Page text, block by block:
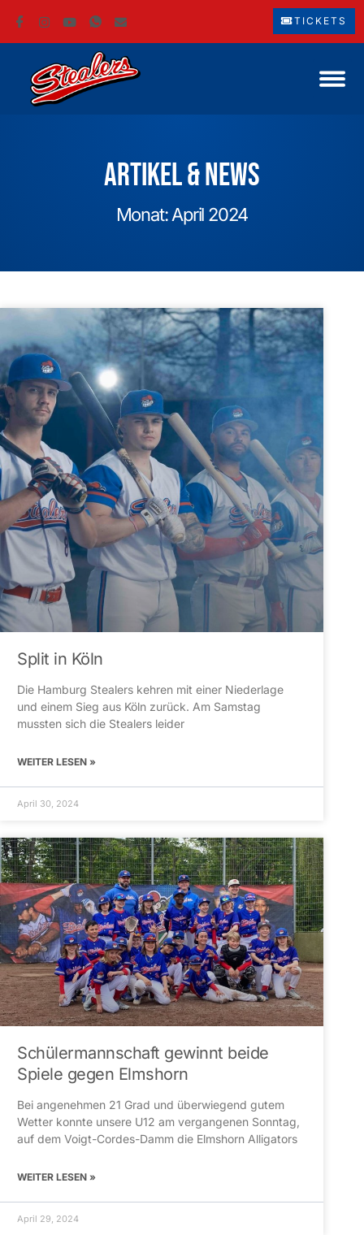
TICKETS
Artikel & News
Monat: April 2024
Split in Köln
Die Hamburg Stealers kehren mit einer Niederlage
und einem Sieg aus Köln zurück. Am Samstag
mussten sich die Stealers leider
WEITER LESEN »
April 30, 2024
Schülermannschaft gewinnt beide
Spiele gegen Elmshorn
Bei angenehmen 21 Grad und überwiegend gutem
Wetter konnte unsere U12 am vergangenen Sonntag,
auf dem Voigt-Cordes-Damm die Elmshorn Alligators
WEITER LESEN »
April 29, 2024